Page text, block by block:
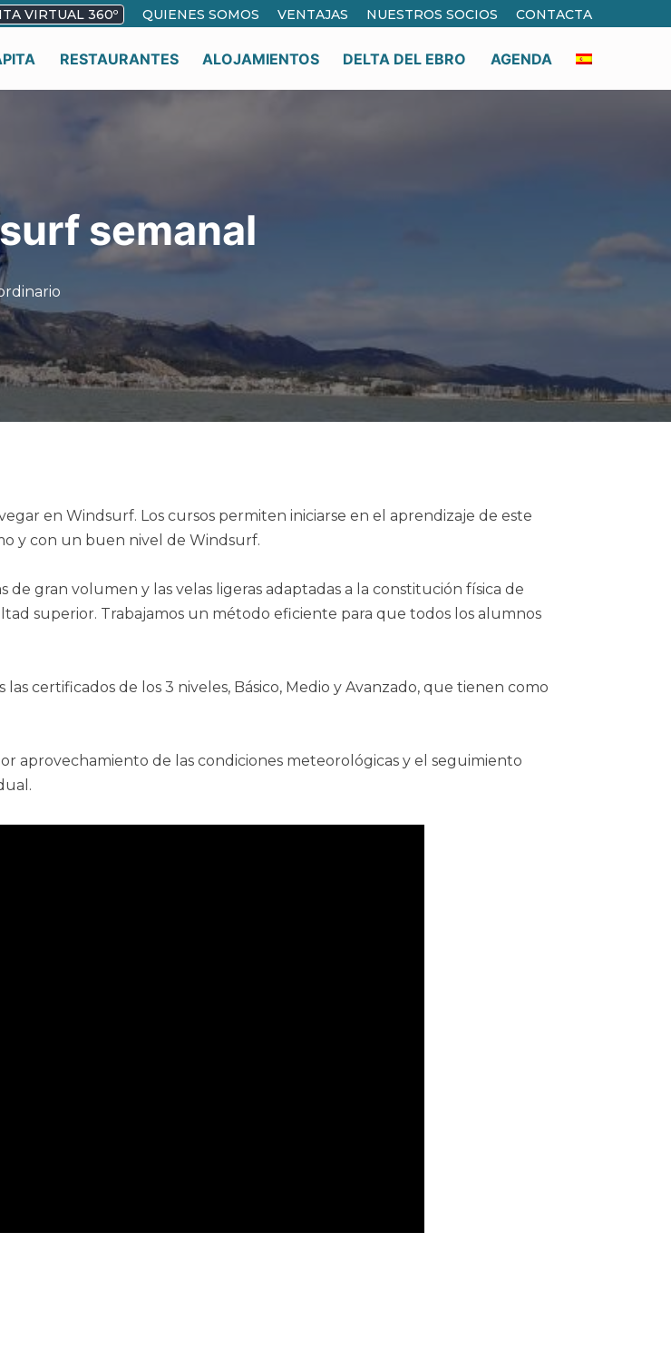
VIRTUAL 360º QUIENES SOMOS VENTAJAS NUESTROS SOCIOS CONTACTA
RESTAURANTES ALOJAMIENTOS DELTA DEL EBRO AGENDA
semanal
en Windsurf. Los cursos permiten iniciarse en el aprendizaje de este
y con un buen nivel de Windsurf.
gran volumen y las velas ligeras adaptadas a la constitución física de
superior. Trabajamos un método eficiente para que todos los alumnos
certificados de los 3 niveles, Básico, Medio y Avanzado, que tienen como
aprovechamiento de las condiciones meteorológicas y el seguimiento